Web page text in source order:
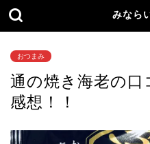
みなら
おつまみ
通の焼き海老の口
感想！！